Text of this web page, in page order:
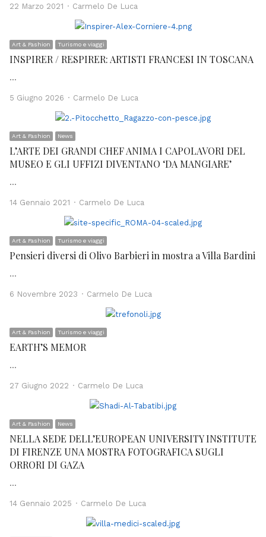
22 Marzo 2021 Author
Carmelo De Luca
Art & Fashion Turismo e viaggi
INSPIRER / RESPIRER: ARTISTI FRANCESI IN TOSCANA
…
5 Giugno 2026 Author
Carmelo De Luca
Art & Fashion News
L’ARTE DEI GRANDI CHEF ANIMA I CAPOLAVORI DEL
MUSEO E GLI UFFIZI DIVENTANO ‘DA MANGIARE’
…
14 Gennaio 2021 Author
Carmelo De Luca
Art & Fashion Turismo e viaggi
Pensieri diversi di Olivo Barbieri in mostra a Villa Bardini
…
6 Novembre 2023 Author
Carmelo De Luca
Art & Fashion Turismo e viaggi
EARTH’S MEMOR
…
27 Giugno 2022 Author
Carmelo De Luca
Art & Fashion News
NELLA SEDE DELL’EUROPEAN UNIVERSITY INSTITUTE
DI FIRENZE UNA MOSTRA FOTOGRAFICA SUGLI
ORRORI DI GAZA
…
14 Gennaio 2025 Author
Carmelo De Luca